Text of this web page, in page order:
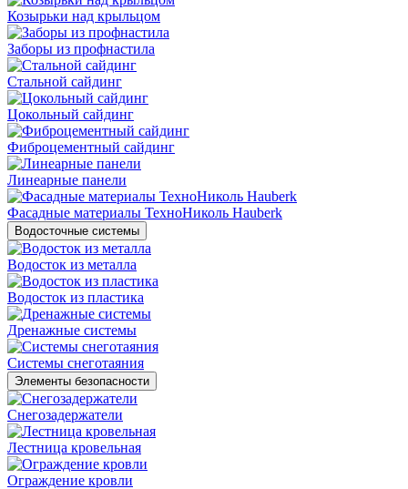
Козырьки над крыльцом
Заборы из профнастила
Стальной сайдинг
Цокольный сайдинг
Фиброцементный сайдинг
Линеарные панели
Фасадные материалы ТехноНиколь Hauberk
Водосточные системы
Водосток из металла
Водосток из пластика
Дренажные системы
Системы снеготаяния
Элементы безопасности
Снегозадержатели
Лестница кровельная
Ограждение кровли